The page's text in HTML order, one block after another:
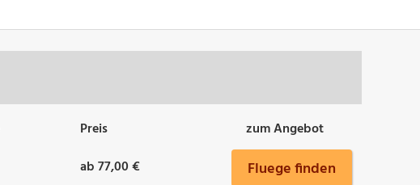
Preis
zum Angebot
ab 77,00 € Fluege finden